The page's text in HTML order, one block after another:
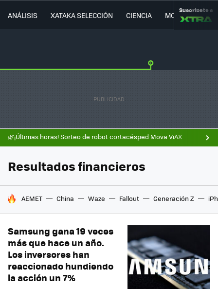
ANÁLISIS XATAKA SELECCIÓN CIENCIA MOVILIDAD
Suscríbete a
🌿¡Últimas horas! Sorteo de robot cortacésped Mova ViAX
Resultados financieros
HOY SE HABLA DE
AEMET China Waze Fallout Generación Z
Samsung gana 19 veces
más que hace un año.
Los inversores han
reaccionado hundiendo
la acción un 7%